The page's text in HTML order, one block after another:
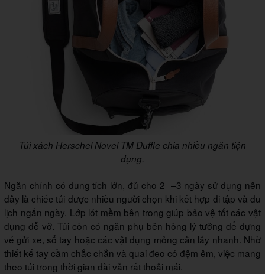
Túi xách Herschel Novel TM Duffle chia nhiều ngăn tiện
dụng.
Ngăn chính có dung tích lớn, đủ cho 2 –3 ngày sử dụng nên
đây là chiếc túi được nhiều người chọn khi kết hợp đi tập và du
lịch ngắn ngày. Lớp lót mềm bên trong giúp bảo vệ tốt các vật
dụng dễ vỡ. Túi còn có ngăn phụ bên hông lý tưởng để đựng
vé gửi xe, sổ tay hoặc các vật dụng mỏng cần lấy nhanh. Nhờ
thiết kế tay cầm chắc chắn và quai đeo có đệm êm, việc mang
theo túi trong thời gian dài vẫn rất thoải mái.